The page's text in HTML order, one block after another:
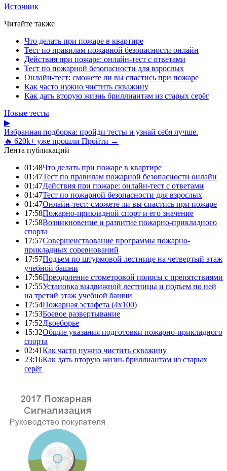
Источник
Читайте также
Что делать при пожаре в квартире
Тест по правилам пожарной безопасности онлайн
Действия при пожаре: онлайн-тест с ответами
Тест по пожарной безопасности для взрослых
Онлайн-тест: сможете ли вы спастись при пожаре
Как часто нужно чистить скважину
Как дать вторую жизнь бриллиантам из старых серёг
Новые тесты
▶
Избранная подборка: пройди тесты и узнай себя лучше.
🔥 620k+ уже прошли Пройти →
Лента публикаций
01:48Что делать при пожаре в квартире
01:47Тест по правилам пожарной безопасности онлайн
01:47Действия при пожаре: онлайн-тест с ответами
01:47Тест по пожарной безопасности для взрослых
01:47Онлайн-тест: сможете ли вы спастись при пожаре
17:58Пожарно-прикладной спорт и его значение
17:58Возникновение и развитие пожарно-прикладного
спорта
17:57Совершенствование программы пожарно-
прикладных соревнований
17:57Подъем по штурмовой лестнице на четвертый этаж
учебной башни
17:56Преодоление стометровой полосы с препятствиями
17:55Установка выдвижной лестницы и подъем по ней
на третий этаж учебной башни
17:54Пожарная эстафета (4x100)
17:53Боевое развертывание
17:52Двоеборье
15:32Общие указания подготовки пожарно-прикладного
спорта
02:41Как часто нужно чистить скважину
23:16Как дать вторую жизнь бриллиантам из старых
серёг